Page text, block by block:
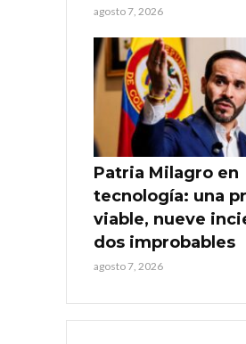
agosto 7, 2026
Patria Milagro en
tecnología: una
viable, nueve
dos improbables
agosto 7, 2026